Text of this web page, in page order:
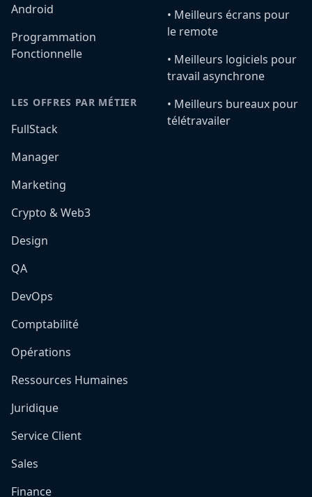
Android
Programmation
Fonctionnelle
LES OFFRES PAR MÉTIER
FullStack
Manager
Marketing
Crypto & Web3
Design
QA
DevOps
Comptabilité
Opérations
Ressources Humaines
Juridique
Service Client
Sales
Finance
•️ Meilleurs écrans pour
le remote
•️ Meilleurs logiciels pour
travail asynchrone
•️ Meilleurs bureaux pour
télétravailer